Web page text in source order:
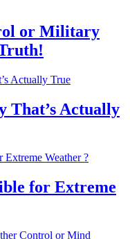
or Military
That’s Actually
for Extreme